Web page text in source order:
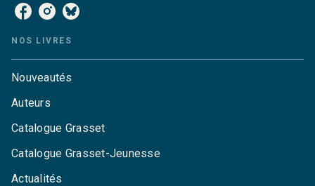
NOS LIVRES
Nouveautés
Auteurs
Catalogue Grasset
Catalogue Grasset-Jeunesse
Actualités